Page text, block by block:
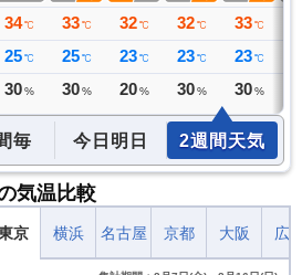
34 ℃
25 ℃
30 %
33 ℃
25 ℃
30 %
32 ℃
23 ℃
20 %
32 ℃
23 ℃
30 %
33 ℃
23 ℃
30 %
毎 今日明日 2週間天気
気温比較
京 横浜 名古屋 京都 大阪 広